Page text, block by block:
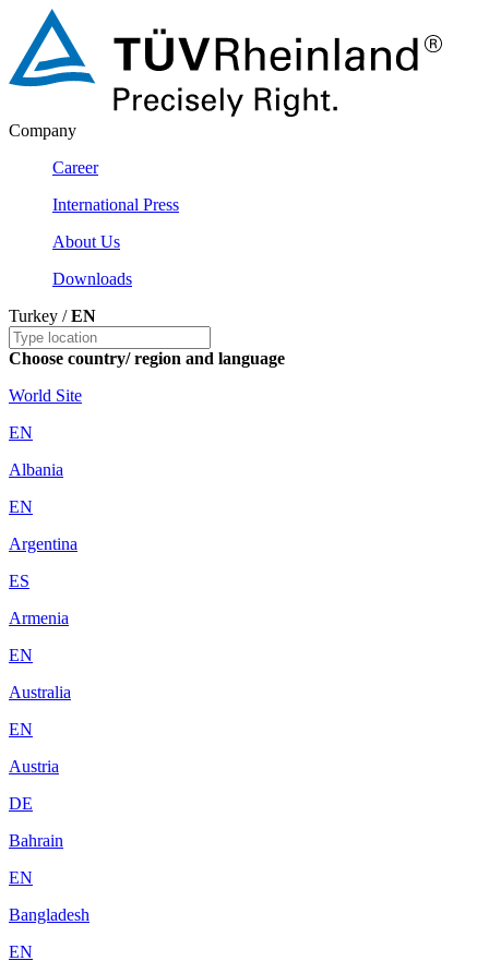
Company
Career
International Press
About Us
Downloads
Turkey /EN
Choose country/ region and language
World Site
EN
Albania
EN
Argentina
ES
Armenia
EN
Australia
EN
Austria
DE
Bahrain
EN
Bangladesh
EN